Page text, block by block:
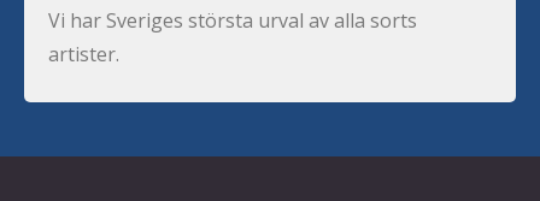
Vi har Sveriges största urval av alla sorts
artister.